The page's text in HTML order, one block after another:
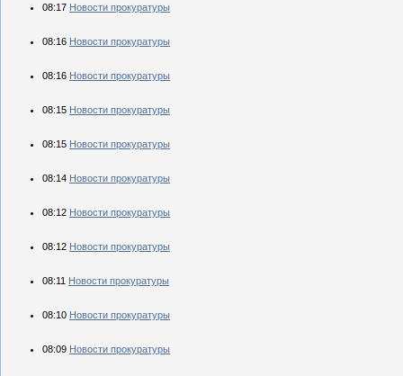
08:17 Новости прокуратуры
08:16 Новости прокуратуры
08:16 Новости прокуратуры
08:15 Новости прокуратуры
08:15 Новости прокуратуры
08:14 Новости прокуратуры
08:12 Новости прокуратуры
08:12 Новости прокуратуры
08:11 Новости прокуратуры
08:10 Новости прокуратуры
08:09 Новости прокуратуры